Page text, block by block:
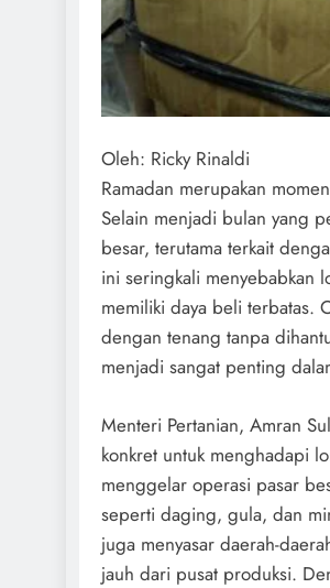
Oleh: Ricky Rinaldi
Ramadan merupakan
Selain menjadi bulan yang
besar, terutama terkait
ini seringkali menyebabkan
memiliki daya beli terbatas.
dengan tenang tanpa
menjadi sangat penting
Menteri Pertanian, Amran
konkret untuk menghadapi
menggelar operasi pasar
seperti daging, gula, dan
juga menyasar daerah-
jauh dari pusat produksi.